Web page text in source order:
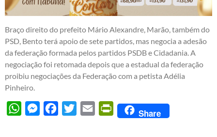
Braço direito do prefeito Mário Alexandre, Marão, também do
PSD, Bento terá apoio de sete partidos, mas negocia a adesão
da federação formada pelos partidos PSDB e Cidadania. A
negociação foi retomada depois que a estadual da federação
proibiu negociações da Federação com a petista Adélia
Pinheiro.
WhatsAppMessengerFacebook
Twitter Email PrintFriendly
Share